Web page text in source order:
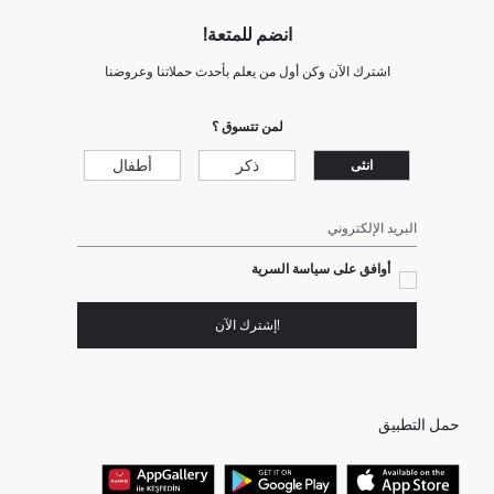
انضم للمتعة!
اشترك الآن وكن أول من يعلم بأحدث حملاتنا وعروضنا
لمن تتسوق ؟
انثى ذكر أطفال
البريد الإلكتروني
أوافق على سياسة السرية
!إشترك الآن
حمل التطبيق